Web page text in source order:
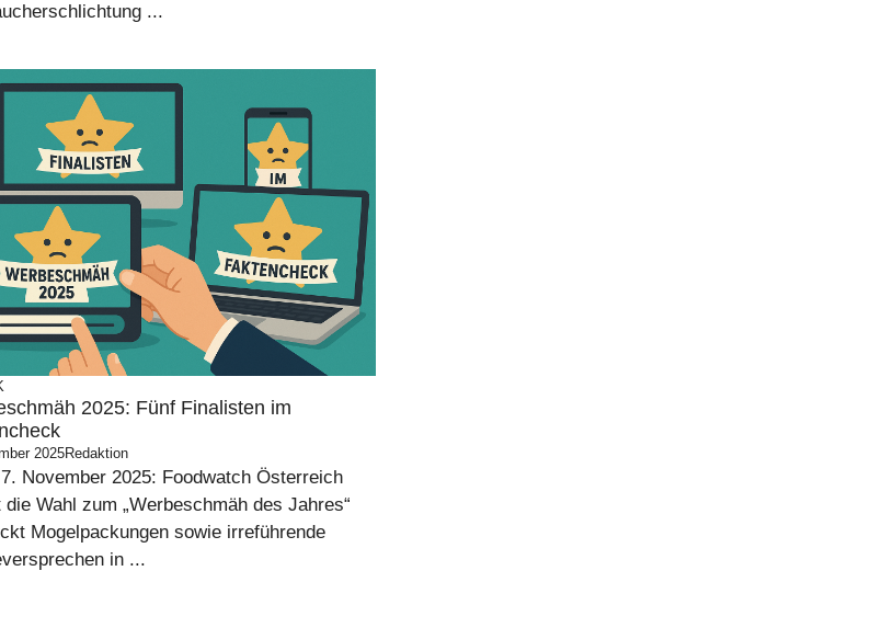
...
2025: Fünf Finalisten im
2025Redaktion
November 2025: Foodwatch Österreich
Wahl zum „Werbeschmäh des Jahres“
Mogelpackungen sowie irreführende
in ...